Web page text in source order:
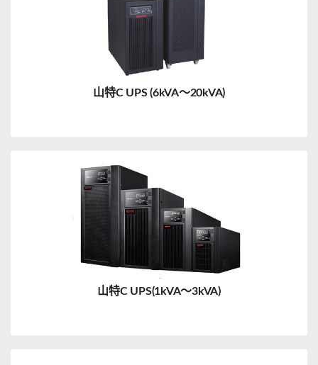
山特C UPS (6kVA～20kVA)
山特C UPS(1kVA～3kVA)